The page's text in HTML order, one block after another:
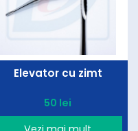
Elevator cu zimt
50 lei